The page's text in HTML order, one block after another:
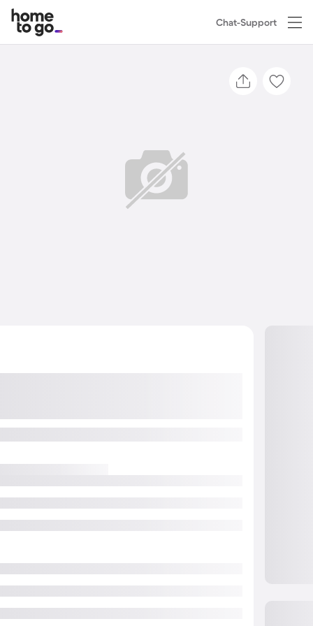
Chat-Support